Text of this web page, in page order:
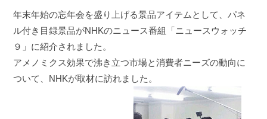
年末年始の忘年会を盛り上げる景品アイテムとして、パネ
ル付き目録景品がNHKのニュース番組「ニュースウォッチ
９」に紹介されました。
アメノミクス効果で沸き立つ市場と消費者ニーズの動向に
ついて、NHKが取材に訪れました。